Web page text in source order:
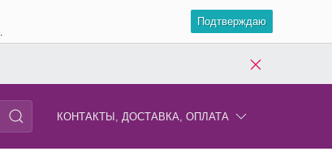
.
Подтверждаю
КОНТАКТЫ, ДОСТАВКА, ОПЛАТА